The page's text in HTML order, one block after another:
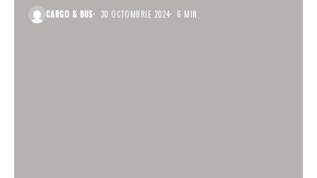
CARGO & BUS 30 OCTOMBRIE 2024 6 MIN.